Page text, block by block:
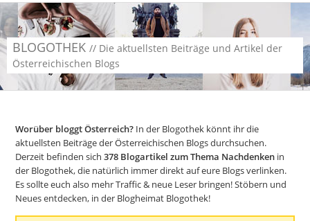
BLOGOTHEK // Die aktuellsten Beiträge und Artikel der
Österreichischen Blogs
Worüber bloggt Österreich? In der Blogothek könnt ihr die
aktuellsten Beiträge der Österreichischen Blogs durchsuchen.
Derzeit befinden sich378 Blogartikel zum Thema Nachdenken in
der Blogothek, die natürlich immer direkt auf eure Blogs verlinken.
Es sollte euch also mehr Traffic & neue Leser bringen! Stöbern und
Neues entdecken, in der Blogheimat Blogothek!